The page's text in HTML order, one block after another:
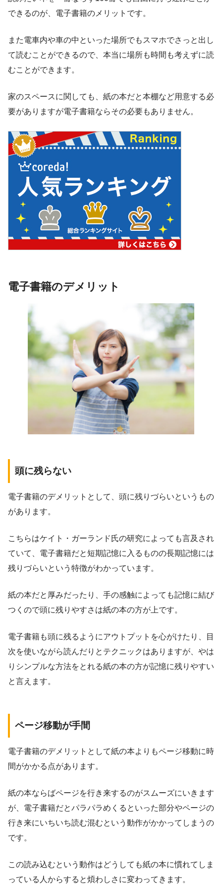
できるのが、電子書籍のメリットです。
また電車内や車の中といった場所でもスマホでさっと出し
て読むことができるので、本当に場所も時間も考えずに読
むことができます。
家のスペースに関しても、紙の本だと本棚など用意する必
要がありますが電子書籍ならその必要もありません。
電子書籍のデメリット
頭に残らない
電子書籍のデメリットとして、頭に残りづらいというもの
があります。
こちらはケイト・ガーランド氏の研究によっても言及され
ていて、電子書籍だと短期記憶に入るものの長期記憶には
残りづらいという特徴がわかっています。
紙の本だと厚みだったり、手の感触によっても記憶に結び
つくので頭に残りやすさは紙の本の方が上です。
電子書籍も頭に残るようにアウトプットを心がけたり、目
次を使いながら読んだりとテクニックはありますが、やは
りシンプルな方法をとれる紙の本の方が記憶に残りやすい
と言えます。
ページ移動が手間
電子書籍のデメリットとして紙の本よりもページ移動に時
間がかかる点があります。
紙の本ならばページを行き来するのがスムーズにいきます
が、電子書籍だとパラパラめくるといった部分やページの
行き来にいちいち読む混むという動作がかかってしまうの
です。
この読み込むという動作はどうしても紙の本に慣れてしま
っている人からすると煩わしさに変わってきます。